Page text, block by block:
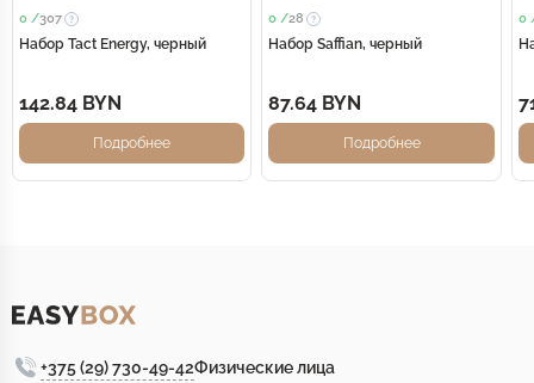
0 /307
Набор Tact Energy, черный
142.84 BYN
Подробнее
0 /28
Набор Saffian, черный
87.64 BYN
Подробнее
0
+375 (29) 730-49-42Физические лица